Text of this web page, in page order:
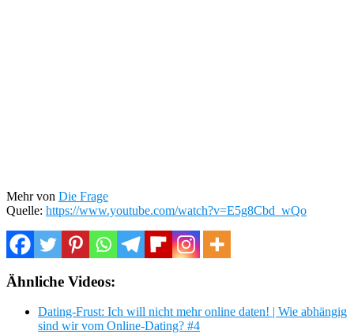
Mehr von Die Frage
Quelle: https://www.youtube.com/watch?v=E5g8Cbd_wQo
Ähnliche Videos:
Dating-Frust: Ich will nicht mehr online daten! | Wie abhängig
sind wir vom Online-Dating? #4